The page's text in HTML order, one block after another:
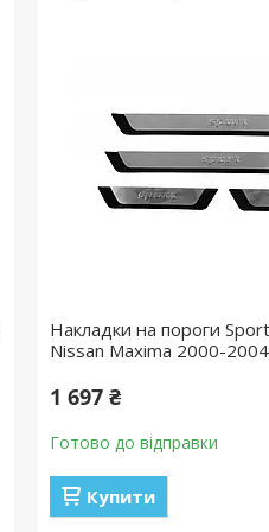
Накладки на пороги
Nissan Maxima 2000-
1 697 ₴
Готово до відправки
Купити